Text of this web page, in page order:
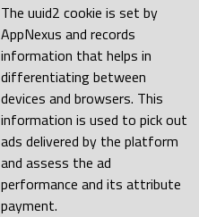
The uuid2 cookie is set by
AppNexus and records
information that helps in
differentiating between
devices and browsers. This
information is used to pick out
ads delivered by the platform
and assess the ad
performance and its attribute
payment.